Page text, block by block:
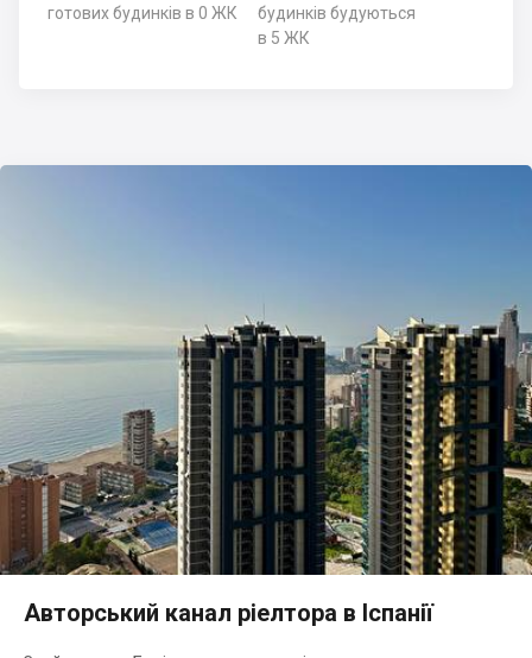
готових будинків в 0 ЖК
будинків будуються
в 5 ЖК
Авторський канал ріелтора в Іспанії